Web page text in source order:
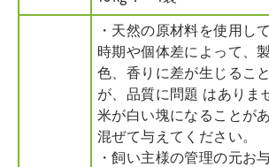
・天然の原材料を使用し
時期や個体差によって、
色、香りに差が生じるこ
が、品質に問題 はありま
米が白い塊になることが
混ぜて与えてください。
・飼い主様の管理の元お